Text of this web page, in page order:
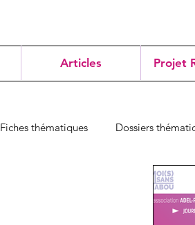
Articles Projet
Fiches thématiques Dossiers